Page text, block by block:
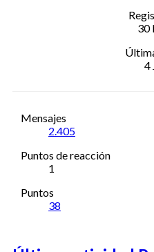
30
4
Mensajes
2.405
Puntos de reacción
1
Puntos
38